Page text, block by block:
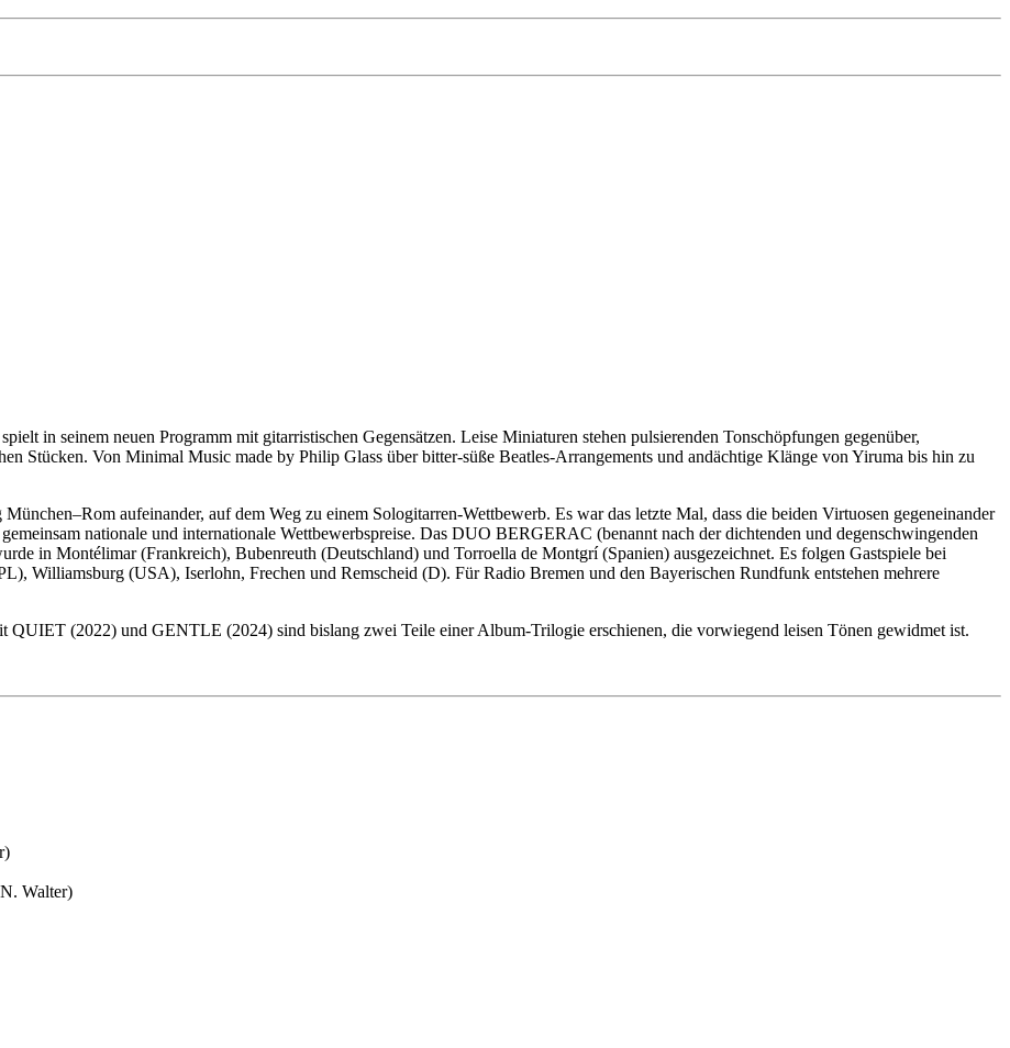
spielt in seinem neuen Programm mit gitarristischen Gegensätzen. Leise Miniaturen stehen pulsierenden Tonschöpfungen gegenüber,
Stücken. Von Minimal Music made by Philip Glass über bitter-süße Beatles-Arrangements und andächtige Klänge von Yiruma bis hin zu
aufeinander, auf dem Weg zu einem Sologitarren-Wettbewerb. Es war das letzte Mal, dass die beiden Virtuosen gegeneinander
nationale und internationale Wettbewerbspreise. Das DUO BERGERAC (benannt nach der dichtenden und degenschwingenden
in Montélimar (Frankreich), Bubenreuth (Deutschland) und Torroella de Montgrí (Spanien) ausgezeichnet. Es folgen Gastspiele bei
Williamsburg (USA), Iserlohn, Frechen und Remscheid (D). Für Radio Bremen und den Bayerischen Rundfunk entstehen mehrere
(2022) und GENTLE (2024) sind bislang zwei Teile einer Album-Trilogie erschienen, die vorwiegend leisen Tönen gewidmet ist.
Walter)